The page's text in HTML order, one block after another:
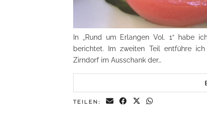
In „Rund um Erlangen Vol. 1“ habe
berichtet. Im zweiten Teil entführe
Zirndorf im Ausschank der…
TEILEN: